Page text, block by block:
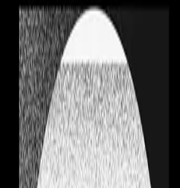
GUÍAS SENCILLAS
DE PREPARACIÓN
COMPARTE EL CAFÉ
CON TUS AMIGOS
Contacto